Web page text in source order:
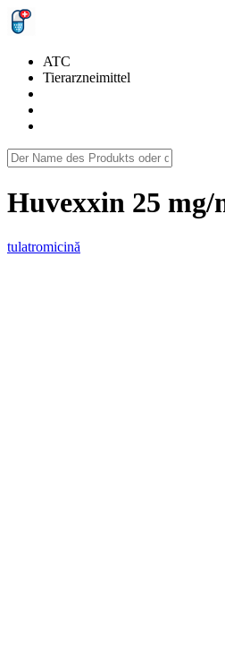
ATC
Tierarzneimittel
Huvexxin 25 mg/
tulatromicină